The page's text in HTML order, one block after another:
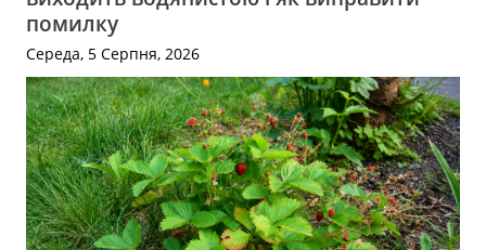
помилку
Середа, 5 Серпня, 2026